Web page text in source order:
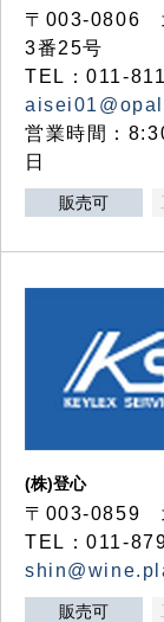
〒003-0806
3番25号
TEL：011-
営業時間：
日
販売可
(株)登心
〒003-0859
TEL：011-
販売可